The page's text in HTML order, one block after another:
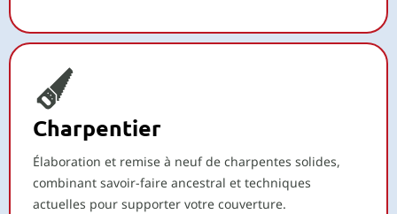
Charpentier
Élaboration et remise à neuf de charpentes solides,
combinant savoir-faire ancestral et techniques
actuelles pour supporter votre couverture.